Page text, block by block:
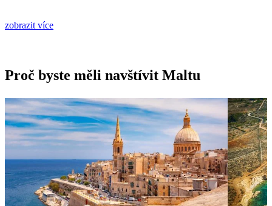
zobrazit více
Proč byste měli navštívit Maltu